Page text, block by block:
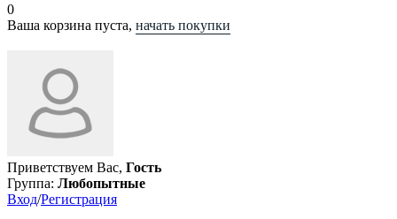
0
Ваша корзина пуста, начать покупки
Приветствуем Вас, Гость
Группа: Любопытные
Вход/Регистрация